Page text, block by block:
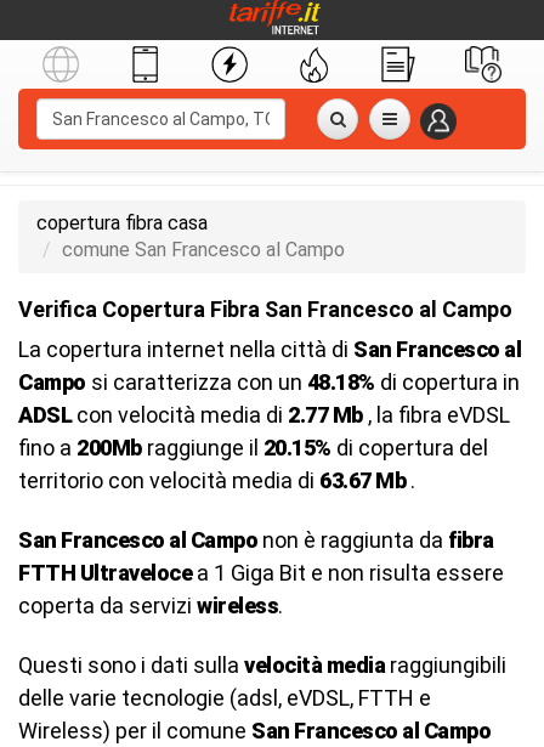
copertura fibra casa
comune San Francesco al Campo
Verifica Copertura Fibra San Francesco al Campo
La copertura internet nella città di San Francesco al
Campo si caratterizza con un 48.18% di copertura in
ADSLcon velocità media di 2.77 Mb, la fibra eVDSL
fino a 200Mbraggiunge il 20.15% di copertura del
territorio con velocità media di 63.67 Mb.
San Francesco al Campo non è raggiunta da fibra
FTTH Ultravelocea 1 Giga Bit e non risulta essere
coperta da servizi wireless.
Questi sono i dati sulla velocità media raggiungibili
delle varie tecnologie (adsl, eVDSL, FTTH e
Wireless) per il comune San Francesco al Campo